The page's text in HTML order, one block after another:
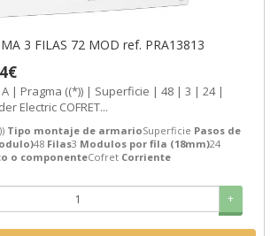
COFRET PRAGMA 3 FILAS 72 MOD ref. PRA13813
Pragma ((*)) | Superficie | 48 | 3 | 24 |
Electric COFRET...
Tipo montaje de armarioSuperficie Pasos de
48 Filas3 Modulos por fila (18mm)24
o componenteCofret Corriente
+